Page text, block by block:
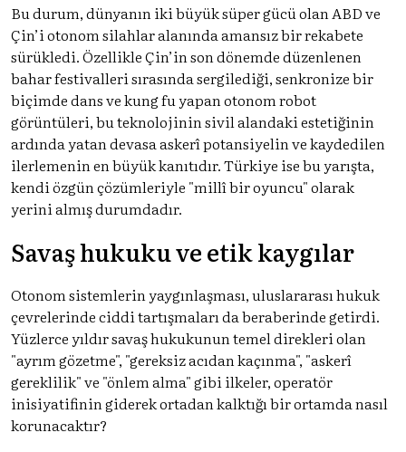
Bu durum, dünyanın iki büyük süper gücü olan ABD ve
Çin’i otonom silahlar alanında amansız bir rekabete
sürükledi. Özellikle Çin’in son dönemde düzenlenen
bahar festivalleri sırasında sergilediği, senkronize bir
biçimde dans ve kung fu yapan otonom robot
görüntüleri, bu teknolojinin sivil alandaki estetiğinin
ardında yatan devasa askerî potansiyelin ve kaydedilen
ilerlemenin en büyük kanıtıdır. Türkiye ise bu yarışta,
kendi özgün çözümleriyle "millî bir oyuncu" olarak
yerini almış durumdadır.
Savaş hukuku ve etik kaygılar
Otonom sistemlerin yaygınlaşması, uluslararası hukuk
çevrelerinde ciddi tartışmaları da beraberinde getirdi.
Yüzlerce yıldır savaş hukukunun temel direkleri olan
"ayrım gözetme", "gereksiz acıdan kaçınma", "askerî
gereklilik" ve "önlem alma" gibi ilkeler, operatör
inisiyatifinin giderek ortadan kalktığı bir ortamda nasıl
korunacaktır?